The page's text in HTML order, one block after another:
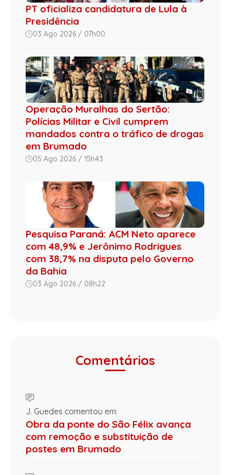
PT oficializa candidatura de Lula à
Presidência
03 Ago 2026 / 07h00
Operação Muralhas do Sertão:
Polícias Militar e Civil cumprem
mandados contra o tráfico de drogas
em Brumado
05 Ago 2026 / 15h43
Pesquisa Paraná: ACM Neto aparece
com 48,9% e Jerônimo Rodrigues
com 38,7% na disputa pelo Governo
da Bahia
03 Ago 2026 / 08h22
Comentários
J. Guedes comentou em:
Obra da ponte do São Félix avança
com remoção e substituição de
postes em Brumado